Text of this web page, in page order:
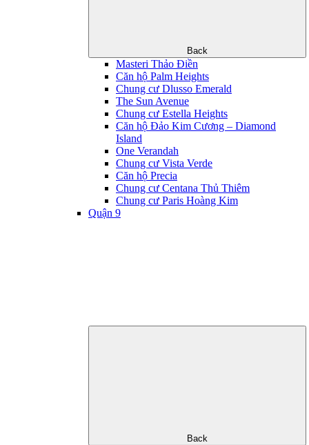
Back
Masteri Thảo Điền
Căn hộ Palm Heights
Chung cư Dlusso Emerald
The Sun Avenue
Chung cư Estella Heights
Căn hộ Đảo Kim Cương – Diamond
Island
One Verandah
Chung cư Vista Verde
Căn hộ Precia
Chung cư Centana Thủ Thiêm
Chung cư Paris Hoàng Kim
Quận 9
Back